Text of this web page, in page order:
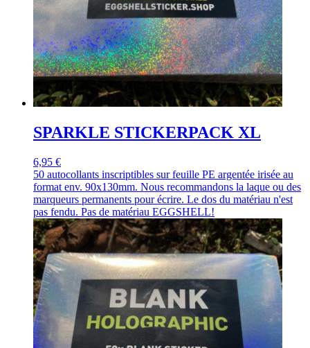
SPARKLE STICKERPACK XL
6,95 €
50 autocollants inscriptibles sur feuille PE argentée irisée au
format env. 90x130mm. Nous recommandons la laque ou des
marqueurs permanents pour écrire. Le dos du matériau n'est
pas fendu. Pas de matériau EGGSHELL!